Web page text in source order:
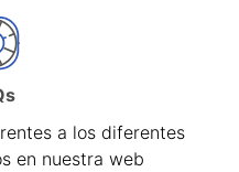
a los diferentes
en nuestra web